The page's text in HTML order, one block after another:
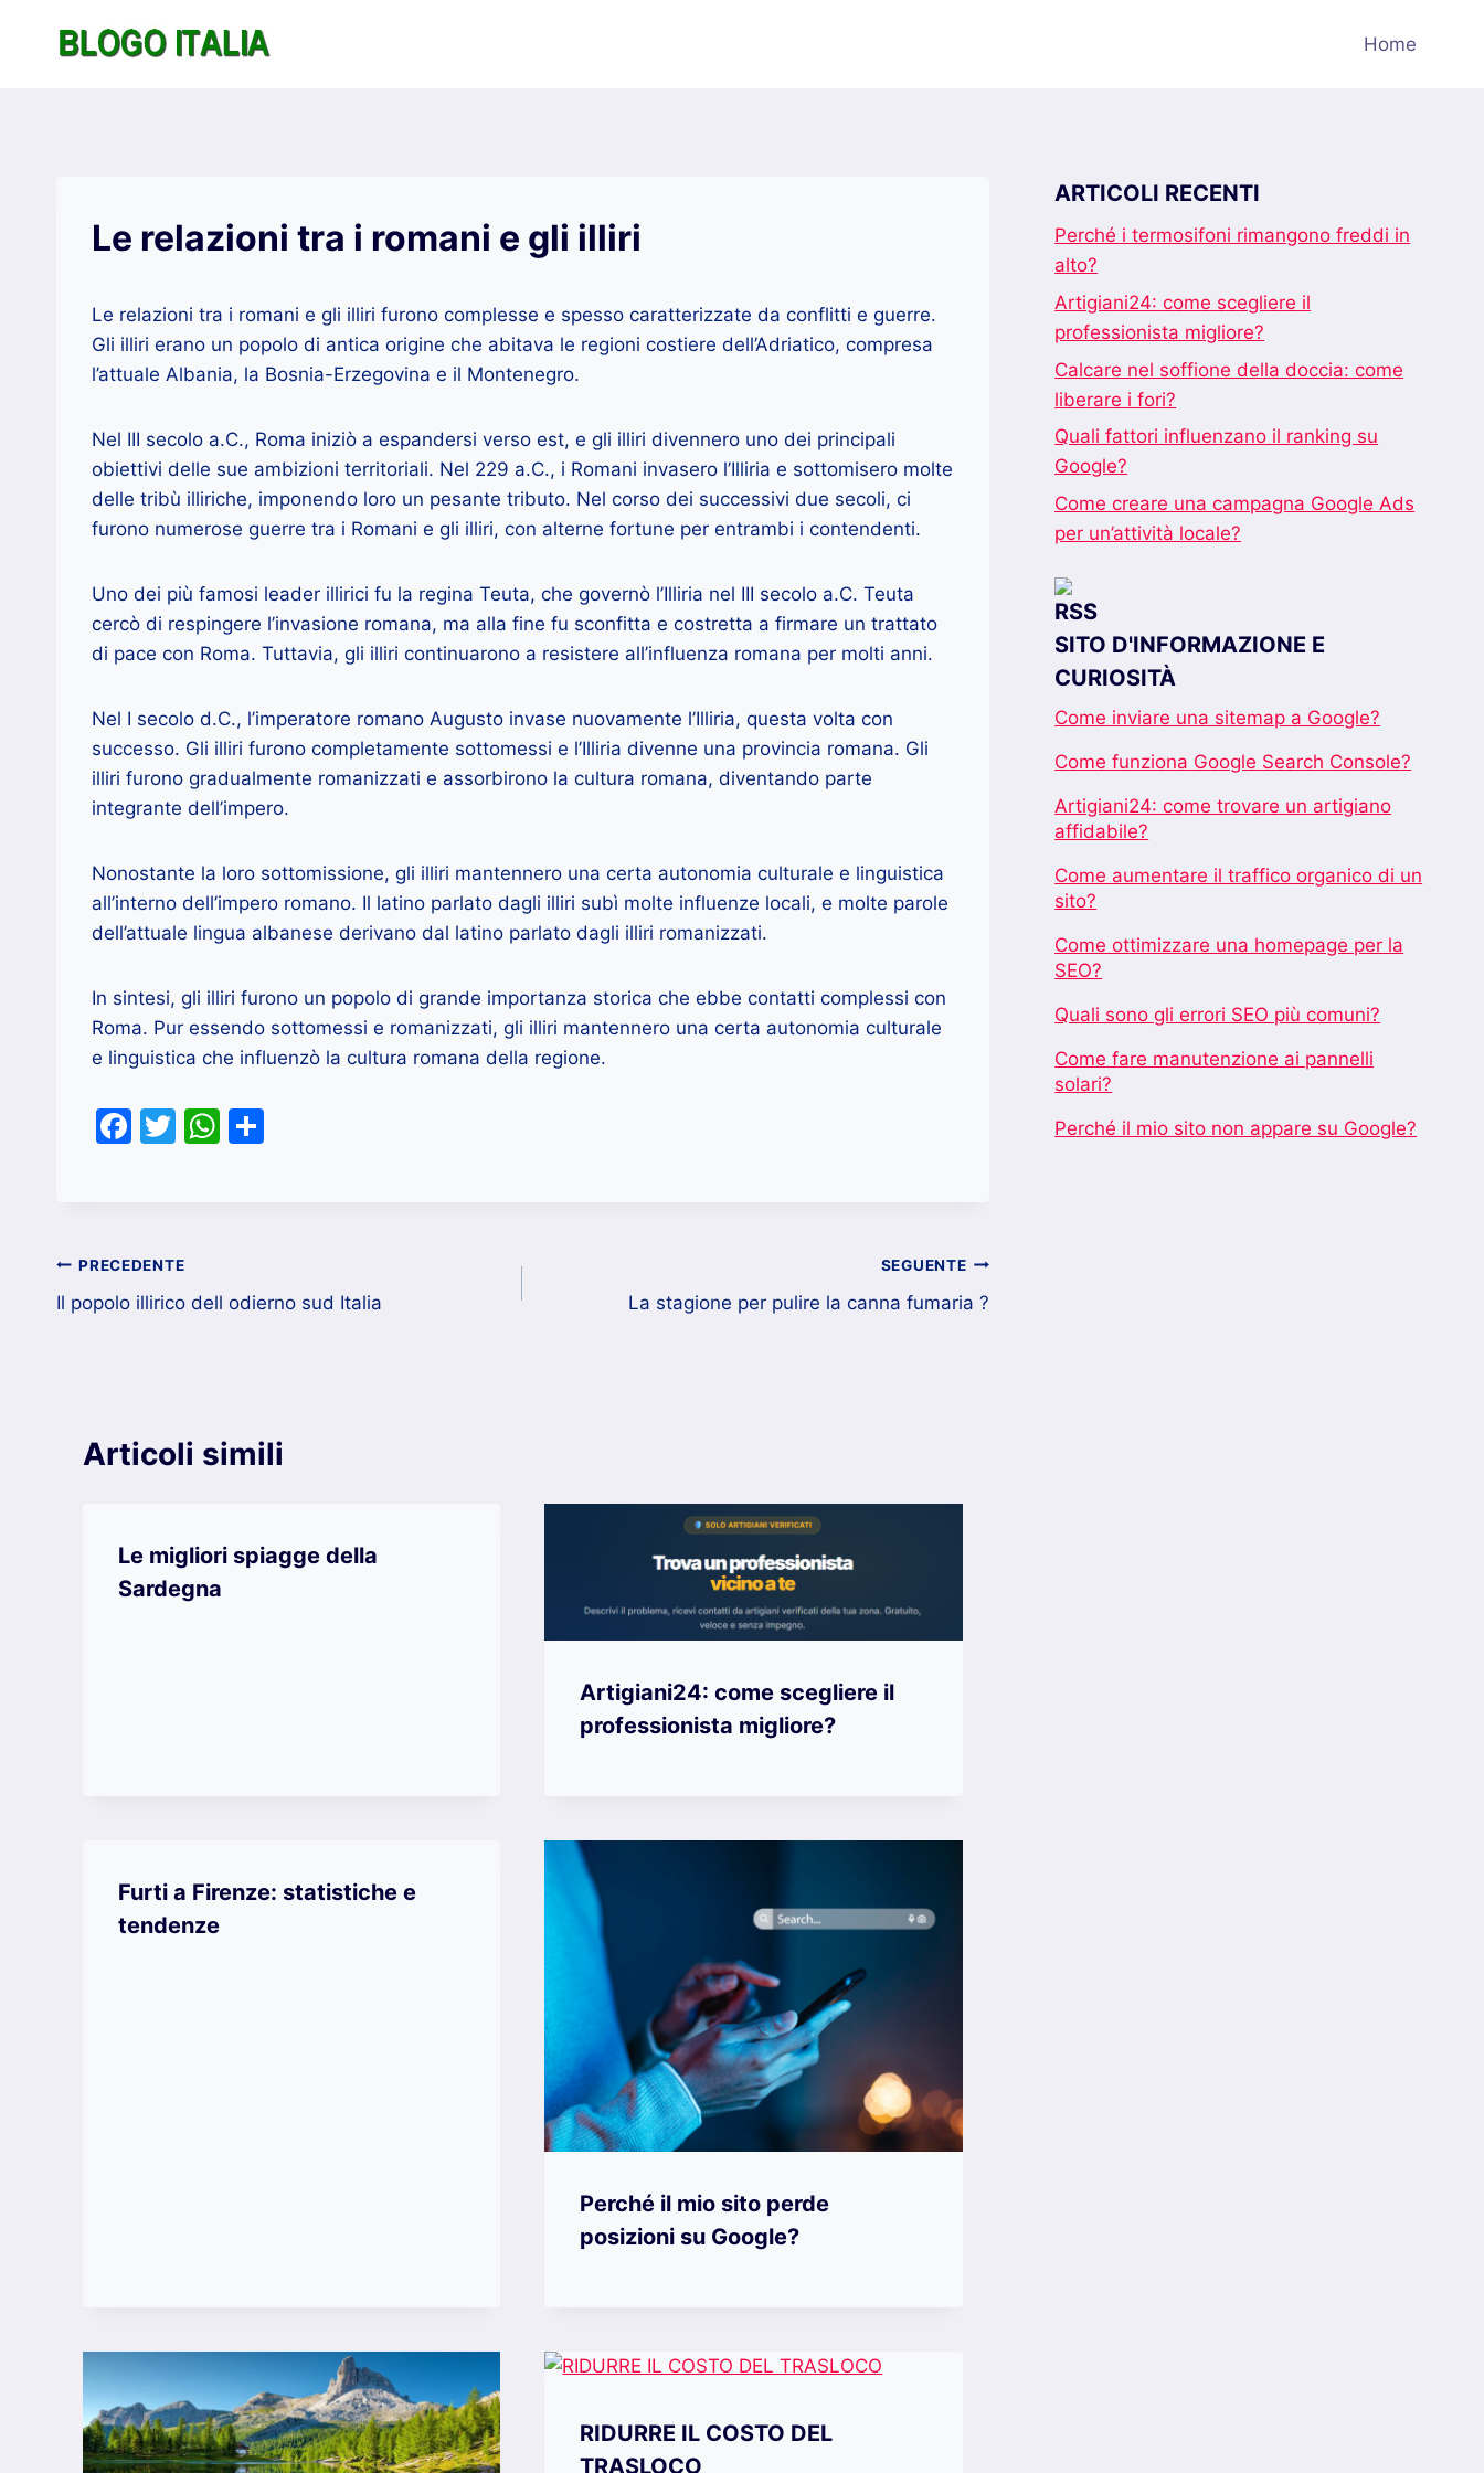
Home
Le relazioni tra i romani e gli illiri
Le relazioni tra i romani e gli illiri furono complesse e spesso caratterizzate da conflitti e guerre.
Gli illiri erano un popolo di antica origine che abitava le regioni costiere dell’Adriatico, compresa
l’attuale Albania, la Bosnia-Erzegovina e il Montenegro.
Nel III secolo a.C., Roma iniziò a espandersi verso est, e gli illiri divennero uno dei principali
obiettivi delle sue ambizioni territoriali. Nel 229 a.C., i Romani invasero l’Illiria e sottomisero molte
delle tribù illiriche, imponendo loro un pesante tributo. Nel corso dei successivi due secoli, ci
furono numerose guerre tra i Romani e gli illiri, con alterne fortune per entrambi i contendenti.
Uno dei più famosi leader illirici fu la regina Teuta, che governò l’Illiria nel III secolo a.C. Teuta
cercò di respingere l’invasione romana, ma alla fine fu sconfitta e costretta a firmare un trattato
di pace con Roma. Tuttavia, gli illiri continuarono a resistere all’influenza romana per molti anni.
Nel I secolo d.C., l’imperatore romano Augusto invase nuovamente l’Illiria, questa volta con
successo. Gli illiri furono completamente sottomessi e l’Illiria divenne una provincia romana. Gli
illiri furono gradualmente romanizzati e assorbirono la cultura romana, diventando parte
integrante dell’impero.
Nonostante la loro sottomissione, gli illiri mantennero una certa autonomia culturale e linguistica
all’interno dell’impero romano. Il latino parlato dagli illiri subì molte influenze locali, e molte parole
dell’attuale lingua albanese derivano dal latino parlato dagli illiri romanizzati.
In sintesi, gli illiri furono un popolo di grande importanza storica che ebbe contatti complessi con
Roma. Pur essendo sottomessi e romanizzati, gli illiri mantennero una certa autonomia culturale
e linguistica che influenzò la cultura romana della regione.
F
b
o
T
W
p di
Navigazione
articoli
PRECEDENTE
Il popolo illirico dell odierno sud Italia
SEGUENTE
La stagione per pulire la canna fumaria ?
Articoli simili
Le migliori spiagge della
Sardegna
Artigiani24: come scegliere il
professionista migliore?
Furti a Firenze: statistiche e
tendenze
Perché il mio sito perde
posizioni su Google?
RIDURRE IL COSTO DEL
TRASLOCO
ARTICOLI RECENTI
Perché i termosifoni rimangono freddi in
alto?
Artigiani24: come scegliere il
professionista migliore?
Calcare nel soffione della doccia: come
liberare i fori?
Quali fattori influenzano il ranking su
Google?
Come creare una campagna Google Ads
per un’attività locale?
SITO D'INFORMAZIONE E
CURIOSITÀ
Come inviare una sitemap a Google?
Come funziona Google Search Console?
Artigiani24: come trovare un artigiano
affidabile?
Come aumentare il traffico organico di un
sito?
Come ottimizzare una homepage per la
SEO?
Quali sono gli errori SEO più comuni?
Come fare manutenzione ai pannelli
solari?
Perché il mio sito non appare su Google?